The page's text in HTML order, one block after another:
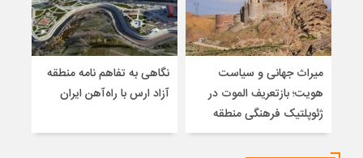
میراث جهانی و سیاست
هویت؛ بازتعریف الموت در
ژئوپلتیک فرهنگی منطقه
نگاهی به تفاهم نامه منطقه
آزاد ارس با راه‌آهن ایران